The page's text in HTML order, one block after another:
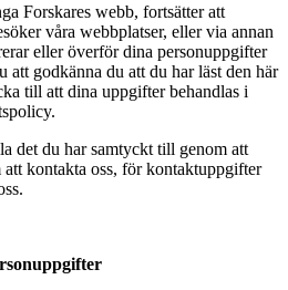
Forskares webb, fortsätter att
våra webbplatser, eller via annan
eller överför dina personuppgifter
att godkänna du att du har läst den här
till att dina uppgifter behandlas i
det du har samtyckt till genom att
kontakta oss, för kontaktuppgifter